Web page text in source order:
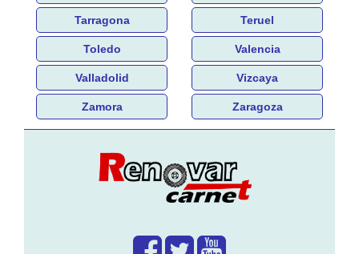
Tarragona Teruel
Toledo Valencia
Valladolid Vizcaya
Zamora Zaragoza